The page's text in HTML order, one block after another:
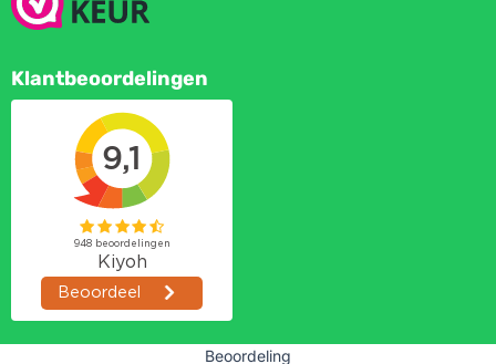
Klantbeoordelingen
Beoordeling